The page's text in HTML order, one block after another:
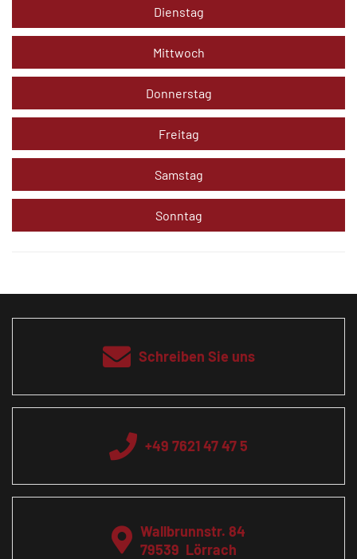
Dienstag
Mittwoch
Donnerstag
Freitag
Samstag
Sonntag
Schreiben Sie uns
+49 7621 47 47 5
Wallbrunnstr. 84
79539 Lörrach